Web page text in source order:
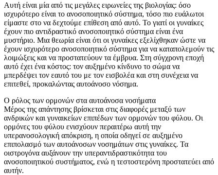
Αυτή είναι μία από τις μεγάλες ειρωνείες της βιολογίας: όσο
ισχυρότερο είναι το ανοσοποιητικό σύστημα, τόσο πιο ευάλωτοι
είμαστε στο να δεχτούμε επίθεση από αυτό. Το γιατί οι γυναίκες
έχουν πιο αντιδραστικό ανοσοποιητικό σύστημα είναι ένα
μυστήριο. Μια θεωρία είναι ότι οι γυναίκες εξελίχθηκαν ώστε να
έχουν ισχυρότερο ανοσοποιητικό σύστημα για να καταπολεμούν τις
λοιμώξεις και να προστατεύουν τα έμβρυα. Στη σύγχρονη εποχή
αυτό έχει ένα κόστος: τον αυξημένο κίνδυνο το σώμα να
μπερδέψει τον εαυτό του με τον εισβολέα και στη συνέχεια να
επιτεθεί, προκαλώντας αυτοάνοσο νόσημα.
Ο ρόλος των ορμονών στα αυτοάνοσα νοσήματα
Μέρος της απάντησης βρίσκεται στις διαφορές μεταξύ των
ανδρικών και γυναικείων επιπέδων των ορμονών του φύλου. Οι
ορμόνες του φύλου ενισχύουν περαιτέρω αυτή την
υπερανοσολογική απόκριση, η οποία οδηγεί σε αυξημένο
επιπολασμό των αυτοάνοσων νοσημάτων στις γυναίκες. Τα
οιστρογόνα αυξάνουν την υπεραντιδραστικότητα του
ανοσοποιητικού συστήματος, ενώ η τεστοστερόνη προστατεύει από
αυτήν.